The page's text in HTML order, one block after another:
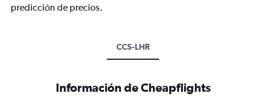
predicción de precios.
CCS-LHR
Información de Cheapflights